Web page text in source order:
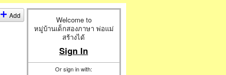
Add
Welcome to
หมู่บ้านเด็กสองภาษา พ่อแม่
สร้างได้
Sign In
Or sign in with: